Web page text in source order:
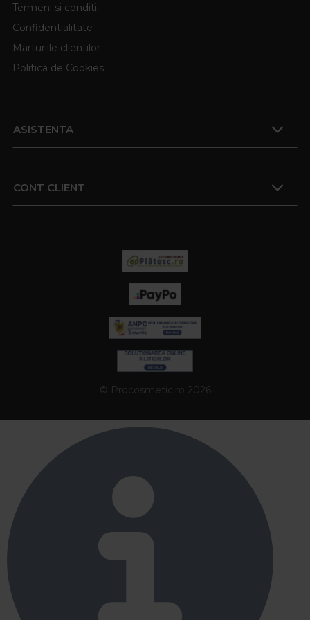
Termeni si conditii
Confidentialitate
Marturiile clientilor
Politica de Cookies
ASISTENTA
CONT CLIENT
© Procosmetic.ro 2026